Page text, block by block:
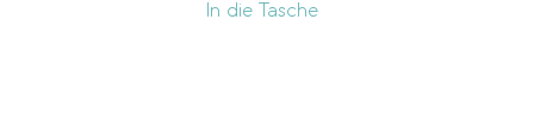
In die Tasche